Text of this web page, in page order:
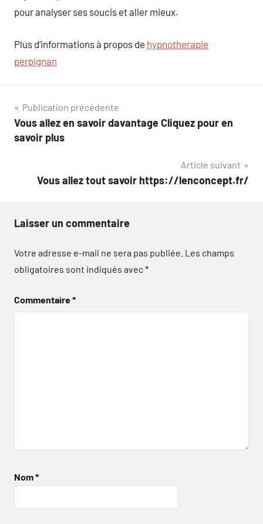
pour analyser ses soucis et aller mieux.
Plus d’informations à propos de hypnotherapie
perpignan
Navigation
de
Publication précédente
Vous allez en savoir davantage Cliquez pour en
savoir plus
Article suivant
Vous allez tout savoir https://lenconcept.fr/
Laisser un commentaire
Votre adresse e-mail ne sera pas publiée. Les champs
obligatoires sont indiqués avec*
Commentaire*
Nom*